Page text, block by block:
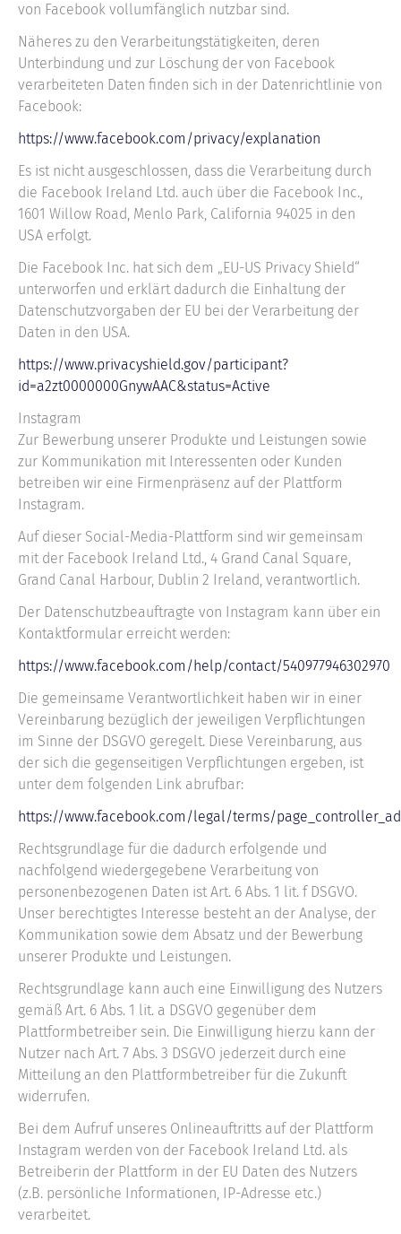
von Facebook vollumfänglich nutzbar sind.
Näheres zu den Verarbeitungstätigkeiten, deren
Unterbindung und zur Löschung der von Facebook
verarbeiteten Daten finden sich in der Datenrichtlinie von
Facebook:
https://www.facebook.com/privacy/explanation
Es ist nicht ausgeschlossen, dass die Verarbeitung durch
die Facebook Ireland Ltd. auch über die Facebook Inc.,
1601 Willow Road, Menlo Park, California 94025 in den
USA erfolgt.
Die Facebook Inc. hat sich dem „EU-US Privacy Shield“
unterworfen und erklärt dadurch die Einhaltung der
Datenschutzvorgaben der EU bei der Verarbeitung der
Daten in den USA.
https://www.privacyshield.gov/participant?
id=a2zt0000000GnywAAC&status=Active
Instagram
Zur Bewerbung unserer Produkte und Leistungen sowie
zur Kommunikation mit Interessenten oder Kunden
betreiben wir eine Firmenpräsenz auf der Plattform
Instagram.
Auf dieser Social-Media-Plattform sind wir gemeinsam
mit der Facebook Ireland Ltd., 4 Grand Canal Square,
Grand Canal Harbour, Dublin 2 Ireland, verantwortlich.
Der Datenschutzbeauftragte von Instagram kann über ein
Kontaktformular erreicht werden:
https://www.facebook.com/help/contact/540977946302970
Die gemeinsame Verantwortlichkeit haben wir in einer
Vereinbarung bezüglich der jeweiligen Verpflichtungen
im Sinne der DSGVO geregelt. Diese Vereinbarung, aus
der sich die gegenseitigen Verpflichtungen ergeben, ist
unter dem folgenden Link abrufbar:
https://www.facebook.com/legal/terms/
Rechtsgrundlage für die dadurch erfolgende und
nachfolgend wiedergegebene Verarbeitung von
personenbezogenen Daten ist Art. 6 Abs. 1 lit. f DSGVO.
Unser berechtigtes Interesse besteht an der Analyse, der
Kommunikation sowie dem Absatz und der Bewerbung
unserer Produkte und Leistungen.
Rechtsgrundlage kann auch eine Einwilligung des Nutzers
gemäß Art. 6 Abs. 1 lit. a DSGVO gegenüber dem
Plattformbetreiber sein. Die Einwilligung hierzu kann der
Nutzer nach Art. 7 Abs. 3 DSGVO jederzeit durch eine
Mitteilung an den Plattformbetreiber für die Zukunft
widerrufen.
Bei dem Aufruf unseres Onlineauftritts auf der Plattform
Instagram werden von der Facebook Ireland Ltd. als
Betreiberin der Plattform in der EU Daten des Nutzers
(z.B. persönliche Informationen, IP-Adresse etc.)
verarbeitet.